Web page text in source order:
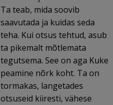
Ta teab, mida soovib
saavutada ja kuidas seda
teha. Kui otsus tehtud, asub
ta pikemalt mõtlemata
tegutsema. See on aga Kuke
peamine nõrk koht. Ta on
tormakas, langetades
otsuseid kiiresti, vähese